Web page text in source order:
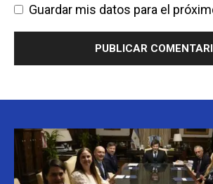
Guardar mis datos para el